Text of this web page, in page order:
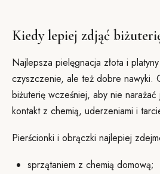
Kiedy lepiej zdjąć
Najlepsza pielęgnacja złota i
czyszczenie, ale też dobre nawyki.
biżuterię wcześniej, aby nie
kontakt z chemią, uderzeniami i
Pierścionki i obrączki najlepiej
sprzątaniem z chemią domową;